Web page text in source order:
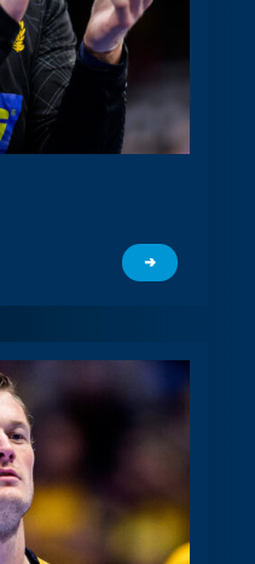
→